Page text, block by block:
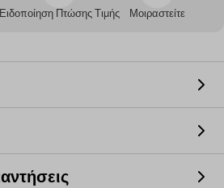
Ειδοποίηση Πτώσης Τιμής Μοιραστείτε